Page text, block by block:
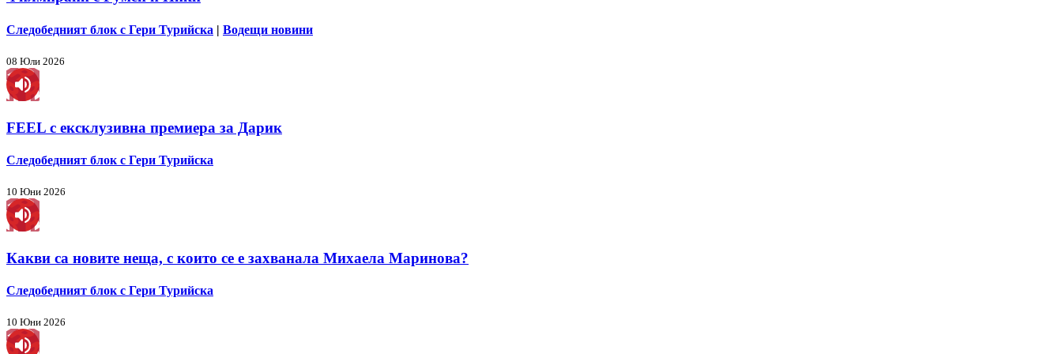
Следобедният блок с Гери Турийска | Водещи новини
08 Юли 2026
FEEL с ексклузивна премиера за Дарик
Следобедният блок с Гери Турийска
10 Юни 2026
Какви са новите неща, с които се е захванала Михаела Маринова?
Следобедният блок с Гери Турийска
10 Юни 2026